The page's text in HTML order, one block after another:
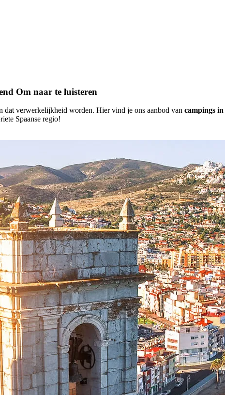
Om naar te luisteren
dat verwerkelijkheid worden. Hier vind je ons aanbod van campings in
Spaanse regio!